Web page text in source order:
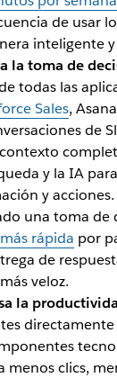
de usar
inteligente y
la toma de
todas las
Sales,
de
y la IA
y
una toma de
rápida por
de
veloz.
la
directamente
menos clics,